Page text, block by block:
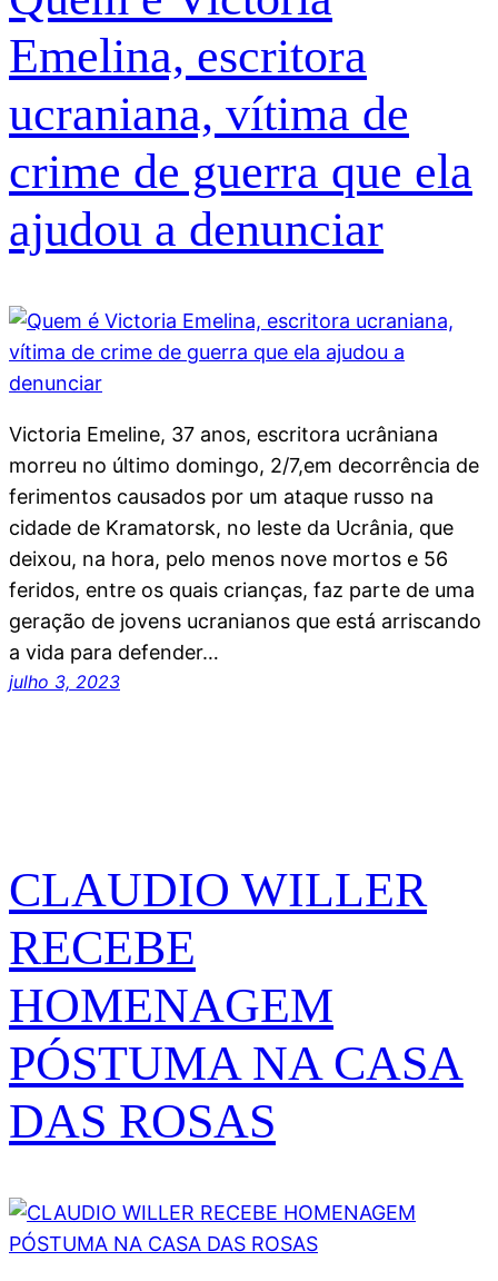
Emelina, escritora
ucraniana, vítima de
crime de guerra que ela
ajudou a denunciar
Victoria Emeline, 37 anos, escritora ucrâniana
morreu no último domingo, 2/7,em decorrência de
ferimentos causados por um ataque russo na
cidade de Kramatorsk, no leste da Ucrânia, que
deixou, na hora, pelo menos nove mortos e 56
feridos, entre os quais crianças, faz parte de uma
geração de jovens ucranianos que está arriscando
a vida para defender…
julho 3, 2023
CLAUDIO WILLER
RECEBE
HOMENAGEM
PÓSTUMA NA CASA
DAS ROSAS